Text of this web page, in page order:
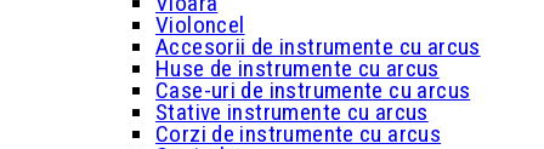
Violoncel
Accesorii de instrumente cu arcus
Huse de instrumente cu arcus
Case-uri de instrumente cu arcus
Stative instrumente cu arcus
Corzi de instrumente cu arcus